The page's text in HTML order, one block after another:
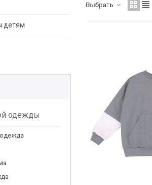
детям
одежды
Выбрать